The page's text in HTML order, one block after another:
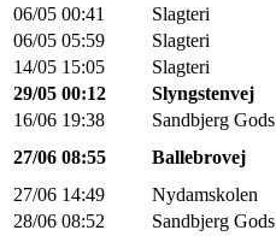
06/05 00:41 Slagteri
06/05 05:59 Slagteri
14/05 15:05 Slagteri
29/05 00:12 Slyngstenvej
16/06 19:38 Sandbjerg Gods
27/06 08:55 Ballebrovej
27/06 14:49 Nydamskolen
28/06 08:52 Sandbjerg Gods